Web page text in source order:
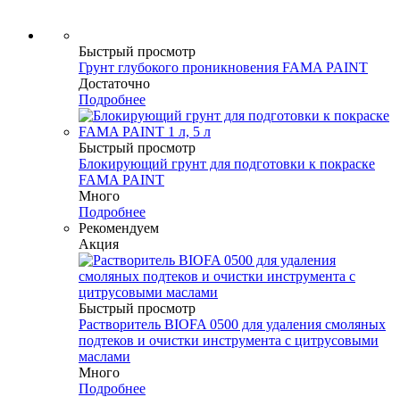
Быстрый просмотр
Грунт глубокого проникновения FAMA PAINT
Достаточно
Подробнее
Быстрый просмотр
Блокирующий грунт для подготовки к покраске
FAMA PAINT
Много
Подробнее
Рекомендуем
Акция
Быстрый просмотр
Растворитель BIOFA 0500 для удаления смоляных
подтеков и очистки инструмента с цитрусовыми
маслами
Много
Подробнее